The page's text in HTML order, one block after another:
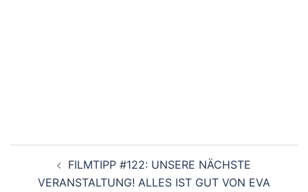
FILMTIPP #122: UNSERE NÄCHSTE
VERANSTALTUNG! ALLES IST GUT VON EVA